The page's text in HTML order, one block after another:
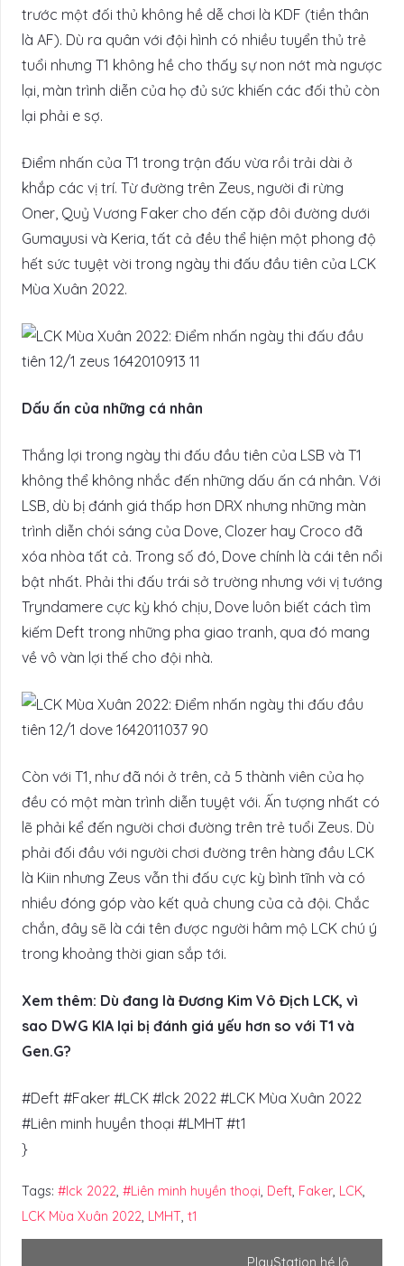
trước một đối thủ không hề dễ chơi là KDF (tiền thân
là AF). Dù ra quân với đội hình có nhiều tuyển thủ trẻ
tuổi nhưng T1 không hề cho thấy sự non nớt mà ngược
lại, màn trình diễn của họ đủ sức khiến các đối thủ còn
lại phải e sợ.
Điểm nhấn của T1 trong trận đấu vừa rồi trải dài ở
khắp các vị trí. Từ đường trên Zeus, người đi rừng
Oner, Quỷ Vương Faker cho đến cặp đôi đường dưới
Gumayusi và Keria, tất cả đều thể hiện một phong độ
hết sức tuyệt vời trong ngày thi đấu đầu tiên của LCK
Mùa Xuân 2022.
Dấu ấn của những cá nhân
Thắng lợi trong ngày thi đấu đầu tiên của LSB và T1
không thể không nhắc đến những dấu ấn cá nhân. Với
LSB, dù bị đánh giá thấp hơn DRX nhưng những màn
trình diễn chói sáng của Dove, Clozer hay Croco đã
xóa nhòa tất cả. Trong số đó, Dove chính là cái tên nổi
bật nhất. Phải thi đấu trái sở trường nhưng với vị tướng
Tryndamere cực kỳ khó chịu, Dove luôn biết cách tìm
kiếm Deft trong những pha giao tranh, qua đó mang
về vô vàn lợi thế cho đội nhà.
Còn với T1, như đã nói ở trên, cả 5 thành viên của họ
đều có một màn trình diễn tuyệt với. Ấn tượng nhất có
lẽ phải kể đến người chơi đường trên trẻ tuổi Zeus. Dù
phải đối đầu với người chơi đường trên hàng đầu LCK
là Kiin nhưng Zeus vẫn thi đấu cực kỳ bình tĩnh và có
nhiều đóng góp vào kết quả chung của cả đội. Chắc
chắn, đây sẽ là cái tên được người hâm mộ LCK chú ý
trong khoảng thời gian sắp tới.
Xem thêm: Dù đang là Đương Kim Vô Địch LCK, vì
sao DWG KIA lại bị đánh giá yếu hơn so với T1 và
Gen.G?
#Deft #Faker #LCK #lck 2022 #LCK Mùa Xuân 2022
#Liên minh huyền thoại #LMHT #t1
}
Tags: #lck 2022, #Liên minh huyền thoại, Deft, Faker, LCK,
LCK Mùa Xuân 2022, LMHT, t1
PlayStation hé lộ